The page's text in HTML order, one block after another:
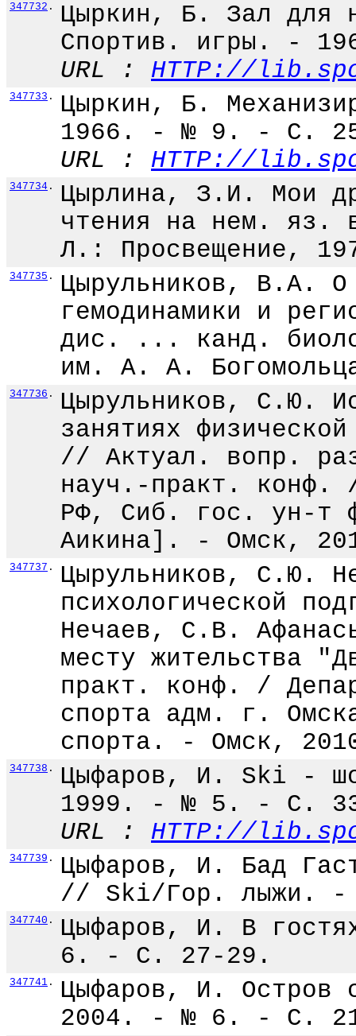
347732 .
Цыркин, Б. Зал для
Спортив. игры. -
URL : HTTP://
347733 .
Цыркин, Б.
1966. - № 9. - С.
URL : HTTP://
347734 .
Цырлина, З.И. Мои
чтения на нем.
Л.: Просвещение,
347735 .
Цырульников, В.А. О
гемодинамики и
дис. ... канд.
им. А. А.
347736 .
Цырульников, С.Ю.
занятиях
// Актуал. вопр.
науч.-практ. конф.
РФ, Сиб. гос. ун-т
Аикина]. - Омск,
347737 .
Цырульников, С.Ю.
психологической
Нечаев, С.В.
месту жительства
практ. конф. /
спорта адм. г.
спорта. - Омск,
347738 .
Цыфаров, И. Ski -
1999. - № 5. - С.
URL : HTTP://
347739 .
Цыфаров, И. Бад
// Ski/Гор. лыжи.
347740 .
Цыфаров, И. В
6. - С. 27-29.
347741 .
Цыфаров, И.
2004. - № 6. - С.